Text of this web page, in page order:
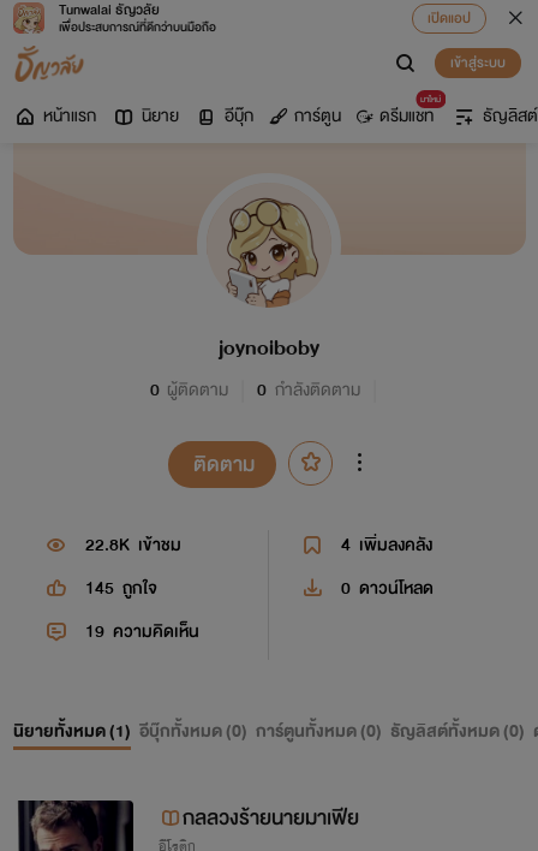
Tunwalai ธัญวลัย
เพื่อประสบการณ์ที่ดีกว่าบนมือถือ
เปิดแอป
เข้าสู่ระบบ
หน้าแรก นิยาย อีบุ๊ก การ์ตูน
มาใหม่
ดรีมแชท ธัญลิสต์
joynoiboby
0 ผู้ติดตาม 0 กำลังติดตาม
ติดตาม
22.8K เข้าชม 4 เพิ่มลงคลัง
145 ถูกใจ 0 ดาวน์โหลด
19 ความคิดเห็น
นิยายทั้งหมด (1) อีบุ๊กทั้งหมด (0) การ์ตูนทั้งหมด (0) ธัญลิสต์ทั้งหมด (0)
กลลวงร้ายนายมาเฟีย
อีโรติก